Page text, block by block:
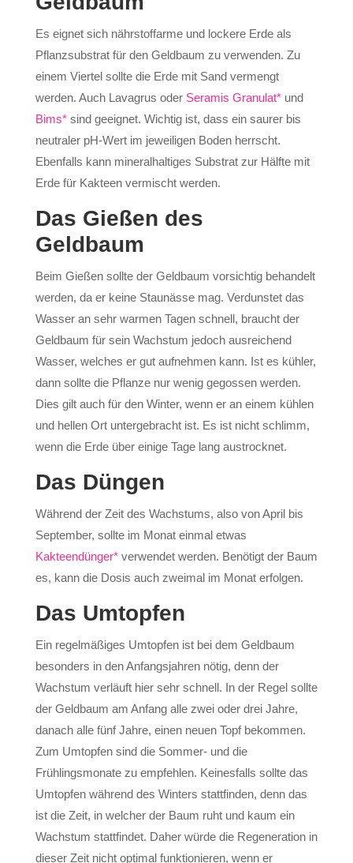
Es eignet sich nährstoffarme und lockere Erde als
Pflanzsubstrat für den Geldbaum zu verwenden. Zu
einem Viertel sollte die Erde mit Sand vermengt
werden. Auch Lavagrus oder Seramis Granulat*und
Bims*sind geeignet. Wichtig ist, dass ein saurer bis
neutraler pH-Wert im jeweiligen Boden herrscht.
Ebenfalls kann mineralhaltiges Substrat zur Hälfte mit
Erde für Kakteen vermischt werden.
Das Gießen des
Geldbaum
Beim Gießen sollte der Geldbaum vorsichtig behandelt
werden, da er keine Staunässe mag. Verdunstet das
Wasser an sehr warmen Tagen schnell, braucht der
Geldbaum für sein Wachstum jedoch ausreichend
Wasser, welches er gut aufnehmen kann. Ist es kühler,
dann sollte die Pflanze nur wenig gegossen werden.
Dies gilt auch für den Winter, wenn er an einem kühlen
und hellen Ort untergebracht ist. Es ist nicht schlimm,
wenn die Erde über einige Tage lang austrocknet.
Das Düngen
Während der Zeit des Wachstums, also von April bis
September, sollte im Monat einmal etwas
Kakteendünger*verwendet werden. Benötigt der Baum
es, kann die Dosis auch zweimal im Monat erfolgen.
Das Umtopfen
Ein regelmäßiges Umtopfen ist bei dem Geldbaum
besonders in den Anfangsjahren nötig, denn der
Wachstum verläuft hier sehr schnell. In der Regel sollte
der Geldbaum am Anfang alle zwei oder drei Jahre,
danach alle fünf Jahre, einen neuen Topf bekommen.
Zum Umtopfen sind die Sommer- und die
Frühlingsmonate zu empfehlen. Keinesfalls sollte das
Umtopfen während des Winters stattfinden, denn das
ist die Zeit, in welcher der Baum ruht und kaum ein
Wachstum stattfindet. Daher würde die Regeneration in
dieser Zeit nicht optimal funktionieren, wenn er